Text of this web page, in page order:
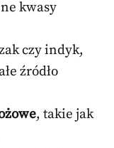
kwasy
czy indyk,
źródło
, takie jak